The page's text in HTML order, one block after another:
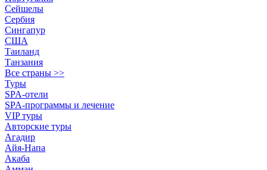
Сейшелы
Сербия
Сингапур
США
Таиланд
Танзания
Все страны >>
Туры
SPA-отели
SPA-программы и лечение
VIP туры
Авторские туры
Агадир
Айя-Напа
Акаба